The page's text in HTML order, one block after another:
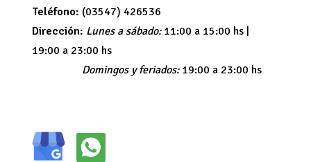
Teléfono: (03547) 426536
Dirección: Lunes a sábado:11:00 a 15:00 hs |
19:00 a 23:00 hs
Domingos y feriados:19:00 a 23:00 hs